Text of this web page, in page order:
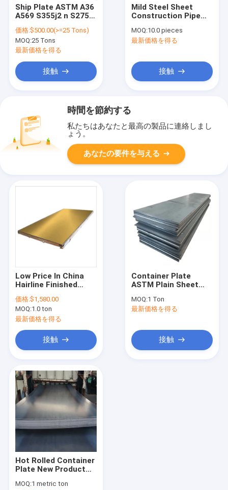
Ship Plate ASTM A36
A569 S355j2 n S275jr
Carbon Steel Plate
価格:$500.00(>=25 Tons)
MOQ:25 Tons
最新価格を得る
接触
Mild Steel Sheet
Construction Pipe
Stamping Bending
Service
MOQ:10.0 pieces
最新価格を得る
接触
時間を節約する
私たちはあなたと最高の製品に連絡しまし
ょう。
あなたの要件を与える
Low Price In China
Hairline Finished
Gold Leaf With High
Quality SCT-2
価格:$1,580.00
MOQ:1.0 ton
最新価格を得る
接触
Container Plate
ASTM Plain Sheet
Hot Dipped
Galvanized Steel
GI Hardness Cold
Rolled Galvanized
Iron Plate
MOQ:1 Ton
最新価格を得る
接触
Hot Rolled Container
Plate New Product
Plate Sheet
MOQ:1 metric ton